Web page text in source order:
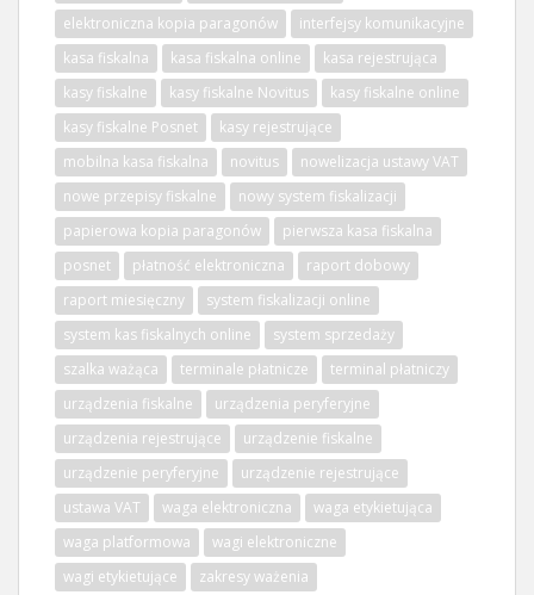
elektroniczna kopia paragonów
interfejsy komunikacyjne
kasa fiskalna
kasa fiskalna online
kasa rejestrująca
kasy fiskalne
kasy fiskalne Novitus
kasy fiskalne online
kasy fiskalne Posnet
kasy rejestrujące
mobilna kasa fiskalna
novitus
nowelizacja ustawy VAT
nowe przepisy fiskalne
nowy system fiskalizacji
papierowa kopia paragonów
pierwsza kasa fiskalna
posnet
płatność elektroniczna
raport dobowy
raport miesięczny
system fiskalizacji online
system kas fiskalnych online
system sprzedaży
szalka ważąca
terminale płatnicze
terminal płatniczy
urządzenia fiskalne
urządzenia peryferyjne
urządzenia rejestrujące
urządzenie fiskalne
urządzenie peryferyjne
urządzenie rejestrujące
ustawa VAT
waga elektroniczna
waga etykietująca
waga platformowa
wagi elektroniczne
wagi etykietujące
zakresy ważenia